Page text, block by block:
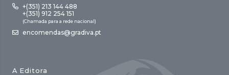
+(351) 213 144 488
+(351) 912 254 151
(Chamada para a rede nacional)
encomendas@gradiva.pt
A Editora